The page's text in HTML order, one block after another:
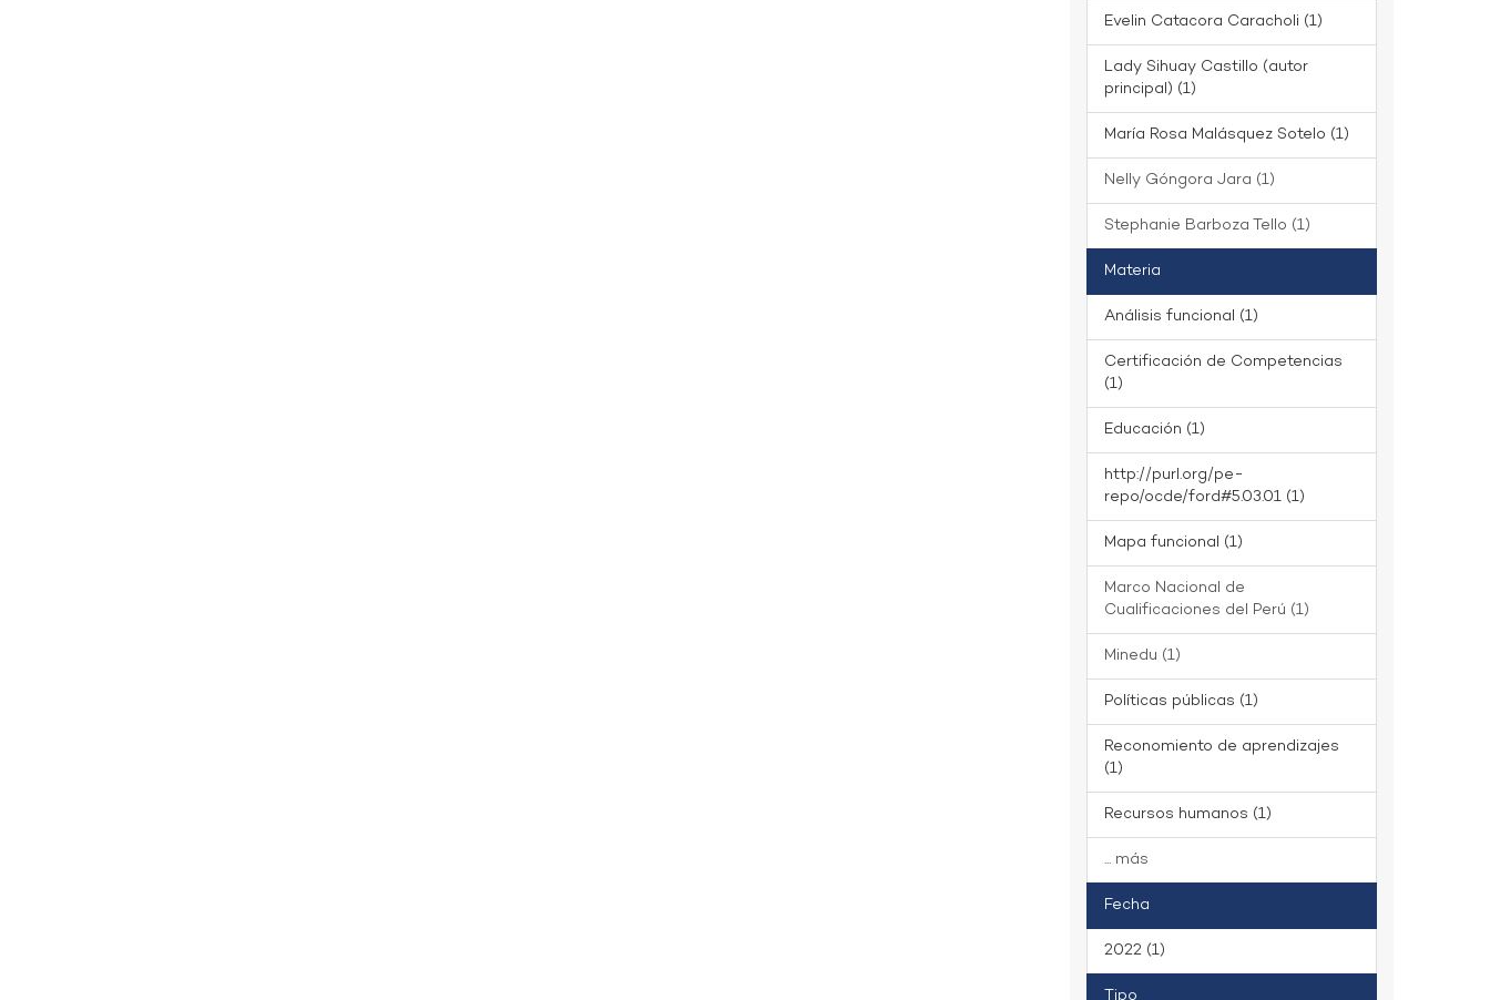
Evelin Catacora Caracholi (1)
Lady Sihuay Castillo (autor
principal) (1)
María Rosa Malásquez Sotelo (1)
Nelly Góngora Jara (1)
Stephanie Barboza Tello (1)
Materia
Análisis funcional (1)
Certificación de Competencias
(1)
Educación (1)
http://purl.org/pe-
repo/ocde/ford#5.03.01 (1)
Mapa funcional (1)
Marco Nacional de
Cualificaciones del Perú (1)
Minedu (1)
Políticas públicas (1)
Reconomiento de aprendizajes
(1)
Recursos humanos (1)
... más
Fecha
2022 (1)